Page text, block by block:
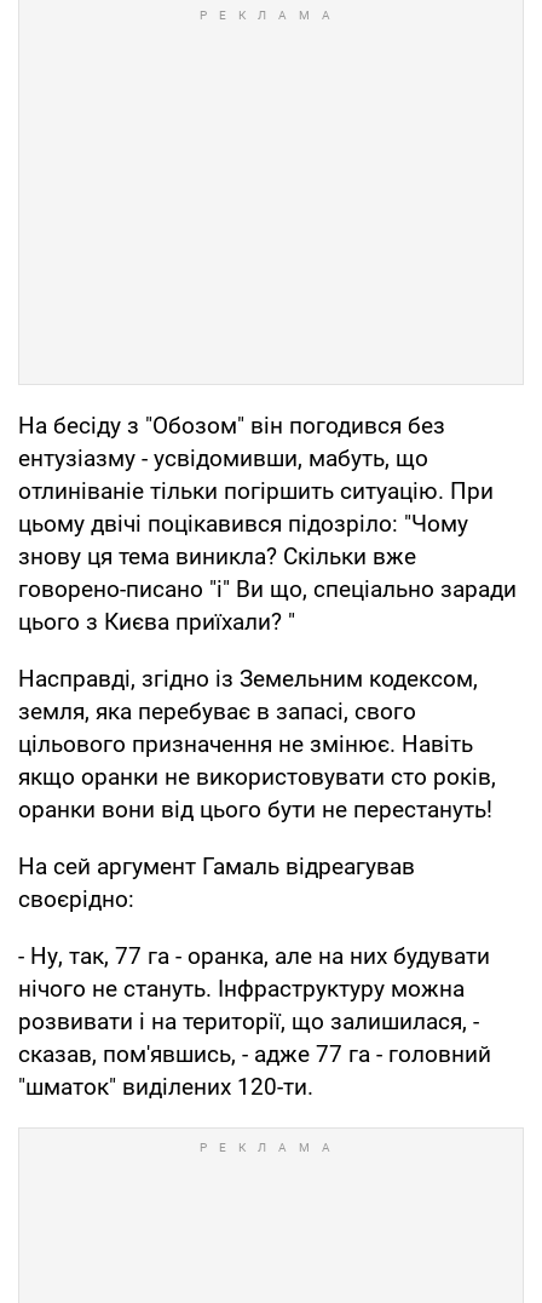
На бесіду з "Обозом" він погодився без
ентузіазму - усвідомивши, мабуть, що
отлиніваніе тільки погіршить ситуацію. При
цьому двічі поцікавився підозріло: "Чому
знову ця тема виникла? Скільки вже
говорено-писано "і" Ви що, спеціально заради
цього з Києва приїхали? "
Насправді, згідно із Земельним кодексом,
земля, яка перебуває в запасі, свого
цільового призначення не змінює. Навіть
якщо оранки не використовувати сто років,
оранки вони від цього бути не перестануть!
На сей аргумент Гамаль відреагував
своєрідно:
- Ну, так, 77 га - оранка, але на них будувати
нічого не стануть. Інфраструктуру можна
розвивати і на території, що залишилася, -
сказав, пом'явшись, - адже 77 га - головний
"шматок" виділених 120-ти.